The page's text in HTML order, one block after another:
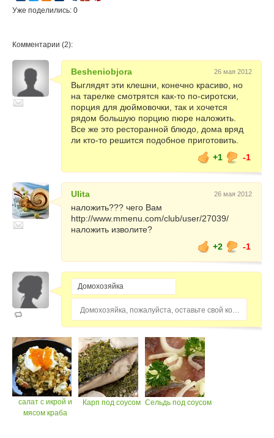
Уже поделились: 0
Комментарии (2):
Besheniobjora 26 мая 2012
Выглядят эти клешни, конечно красиво, но
на тарелке смотрятся как-то по-сиротски,
порция для дюймовочки, так и хочется
рядом большую порцию пюре наложить.
Все же это ресторанной блюдо, дома вряд
ли кто-то решится подобное приготовить.
+1
-1
Ulita 26 мая 2012
наложить??? чего Вам
http://www.mmenu.com/club/user/27039/
наложить изволите?
+2
-1
салат с икрой и
мясом краба
Карп под соусом Сельдь под соусом